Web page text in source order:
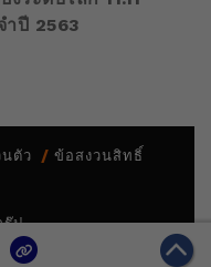
ำปี 2563
ตัว ข้อสงวนสิทธิ์
รุ๊ป
Holding Limited and/or